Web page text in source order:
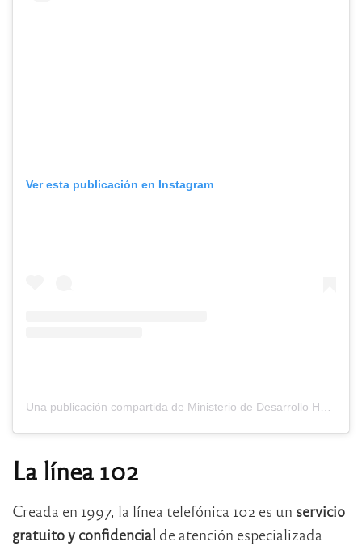
Ver esta publicación en Instagram
Una publicación compartida de Ministerio de Desarrollo Humano (@desarrollohumanocba)
La línea 102
Creada en 1997, la línea telefónica 102 es un servicio
gratuito y confidencial de atención especializada